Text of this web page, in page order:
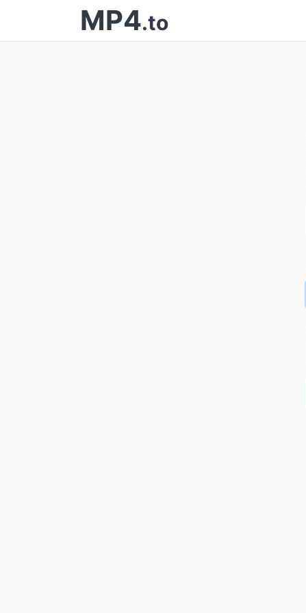
MP4.to